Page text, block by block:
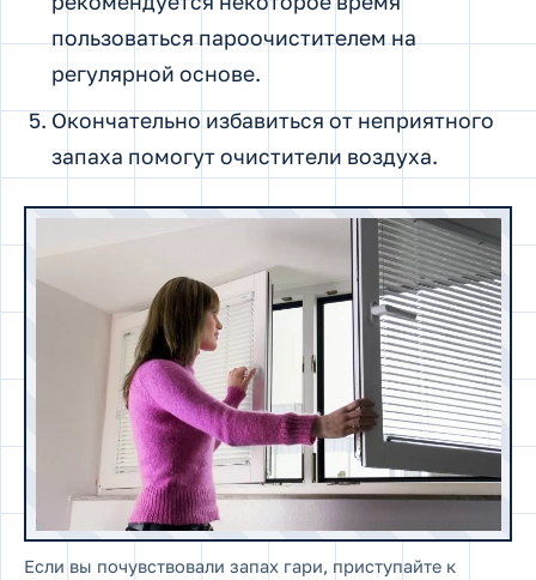
пользоваться пароочистителем на
регулярной основе.
Окончательно избавиться от неприятного
запаха помогут очистители воздуха.
Если вы почувствовали запах гари, приступайте к